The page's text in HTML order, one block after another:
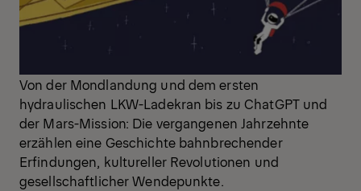
Von der Mondlandung und dem ersten
hydraulischen LKW-Ladekran bis zu ChatGPT und
der Mars-Mission: Die vergangenen Jahrzehnte
erzählen eine Geschichte bahnbrechender
Erfindungen, kultureller Revolutionen und
gesellschaftlicher Wendepunkte.